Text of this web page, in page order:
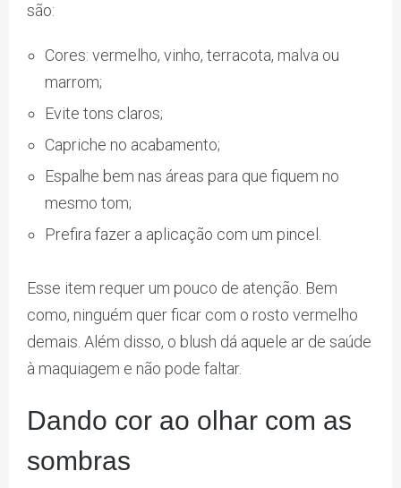
são:
Cores: vermelho, vinho, terracota, malva ou
marrom;
Evite tons claros;
Capriche no acabamento;
Espalhe bem nas áreas para que fiquem no
mesmo tom;
Prefira fazer a aplicação com um pincel.
Esse item requer um pouco de atenção. Bem
como, ninguém quer ficar com o rosto vermelho
demais. Além disso, o blush dá aquele ar de saúde
à maquiagem e não pode faltar.
Dando cor ao olhar com as
sombras